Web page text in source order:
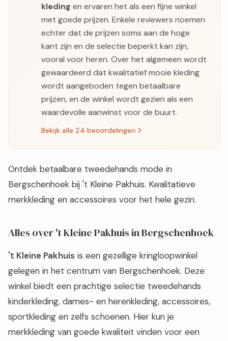
kleding en ervaren het als een fijne winkel
met goede prijzen. Enkele reviewers noemen
echter dat de prijzen soms aan de hoge
kant zijn en de selectie beperkt kan zijn,
vooral voor heren. Over het algemeen wordt
gewaardeerd dat kwalitatief mooie kleding
wordt aangeboden tegen betaalbare
prijzen, en de winkel wordt gezien als een
waardevolle aanwinst voor de buurt.
Bekijk alle 24 beoordelingen
Ontdek betaalbare tweedehands mode in
Bergschenhoek bij 't Kleine Pakhuis. Kwalitatieve
merkkleding en accessoires voor het hele gezin.
Alles over 't Kleine Pakhuis in Bergschenhoek
't Kleine Pakhuis is een gezellige kringloopwinkel
gelegen in het centrum van Bergschenhoek. Deze
winkel biedt een prachtige selectie tweedehands
kinderkleding, dames- en herenkleding, accessoires,
sportkleding en zelfs schoenen. Hier kun je
merkkleding van goede kwaliteit vinden voor een